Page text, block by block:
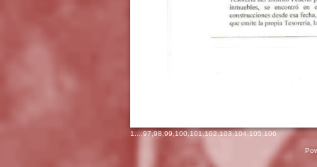
1 ...,97,98,99,100,101,102,103,104,105,106